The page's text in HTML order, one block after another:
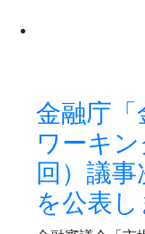
金融庁「
ワーキ
回）議事
を公表し